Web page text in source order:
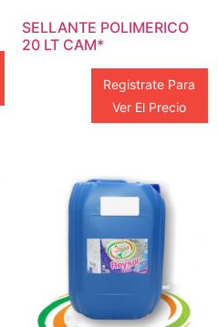
SELLANTE POLIMERICO
20 LT CAM*
Registrate Para
Ver El Precio